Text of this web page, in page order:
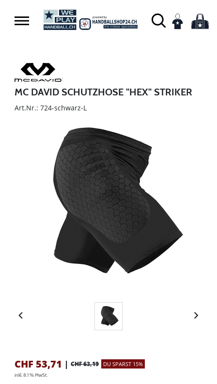
MC DAVID SCHUTZHOSE "HEX" STRIKER
Art.Nr.: 724-schwarz-L
CHF 53,71 | CHF 63,19 DU SPARST 15%
inkl. 8.1 % MwSt.